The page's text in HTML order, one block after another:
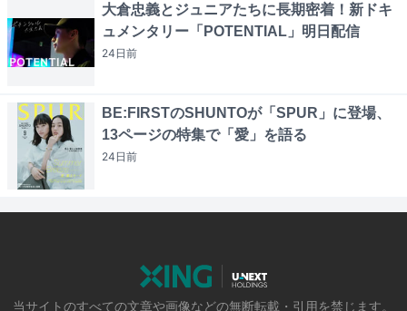
大倉忠義とジュニアたちに長期密着！新ドキ
ュメンタリー「POTENTIAL」明日配信
24日前
BE:FIRSTのSHUNTOが「SPUR」に登場、
13ページの特集で「愛」を語る
24日前
当サイトのすべての文章や画像などの無断転載・引用を禁じます。